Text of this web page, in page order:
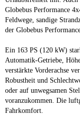
Globebus Performance
Feldwege, sandige
der Globebus
Ein 163 PS (120 kW)
Automatik-Getriebe,
verstärkte Vorderachse
Robustheit und
oder auf unwegsamen
voranzukommen. Die
Fahrkomfort.